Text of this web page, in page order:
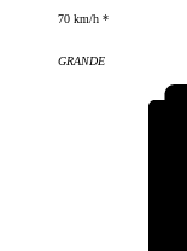
70 km/h *
GRANDE